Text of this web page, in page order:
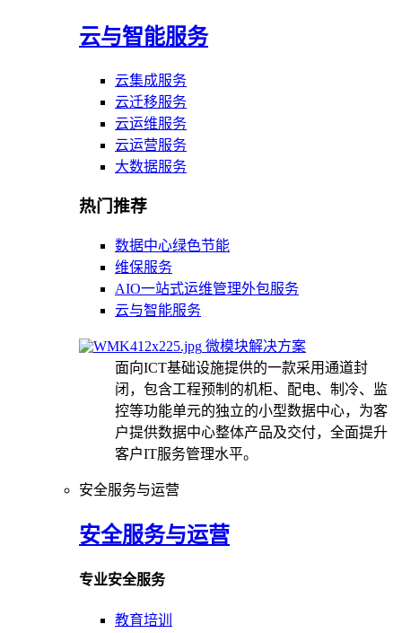
云与智能服务
云集成服务
云迁移服务
云运维服务
云运营服务
大数据服务
热门推荐
数据中心绿色节能
维保服务
AIO一站式运维管理外包服务
云与智能服务
微模块解决方案
面向ICT基础设施提供的一款采用通道封
闭，包含工程预制的机柜、配电、制冷、监
控等功能单元的独立的小型数据中心，为客
户提供数据中心整体产品及交付，全面提升
客户IT服务管理水平。
安全服务与运营
安全服务与运营
专业安全服务
教育培训